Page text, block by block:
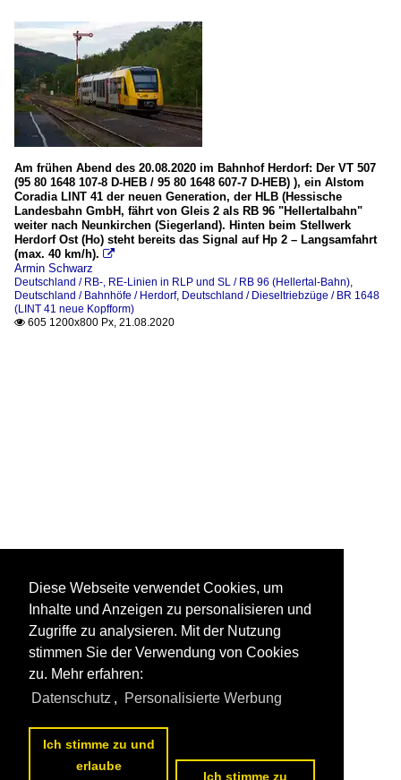
Am frühen Abend des 20.08.2020 im Bahnhof Herdorf: Der VT 507
(95 80 1648 107-8 D-HEB / 95 80 1648 607-7 D-HEB) ), ein Alstom
Coradia LINT 41 der neuen Generation, der HLB (Hessische
Landesbahn GmbH, fährt von Gleis 2 als RB 96 "Hellertalbahn"
weiter nach Neunkirchen (Siegerland). Hinten beim Stellwerk
Herdorf Ost (Ho) steht bereits das Signal auf Hp 2 – Langsamfahrt
(max. 40 km/h). 
Armin Schwarz
Deutschland / RB-, RE-Linien in RLP und SL / RB 96 (Hellertal-Bahn),
Deutschland / Bahnhöfe / Herdorf, Deutschland / Dieseltriebzüge / BR 1648
(LINT 41 neue Kopfform)
 605 1200x800 Px, 21.08.2020
Diese Webseite verwendet Cookies, um
Inhalte und Anzeigen zu personalisieren und
Zugriffe zu analysieren. Mit der Nutzung
stimmen Sie der Verwendung von Cookies
zu. Mehr erfahren:
Datenschutz , Personalisierte Werbung
Ich stimme zu und
erlaube
Ich stimme zu